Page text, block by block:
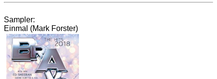
Sampler:
Einmal (Mark Forster)